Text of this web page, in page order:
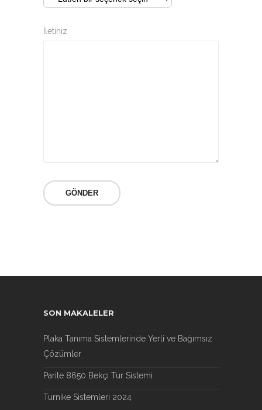
İletiniz
SON MAKALELER
Plaka Tanıma Sistemlerinde Yerli ve Bağımsız
Çözümler
Parite 8650 Bekçi Tur Sistemi
Turnike Sistemleri 2024